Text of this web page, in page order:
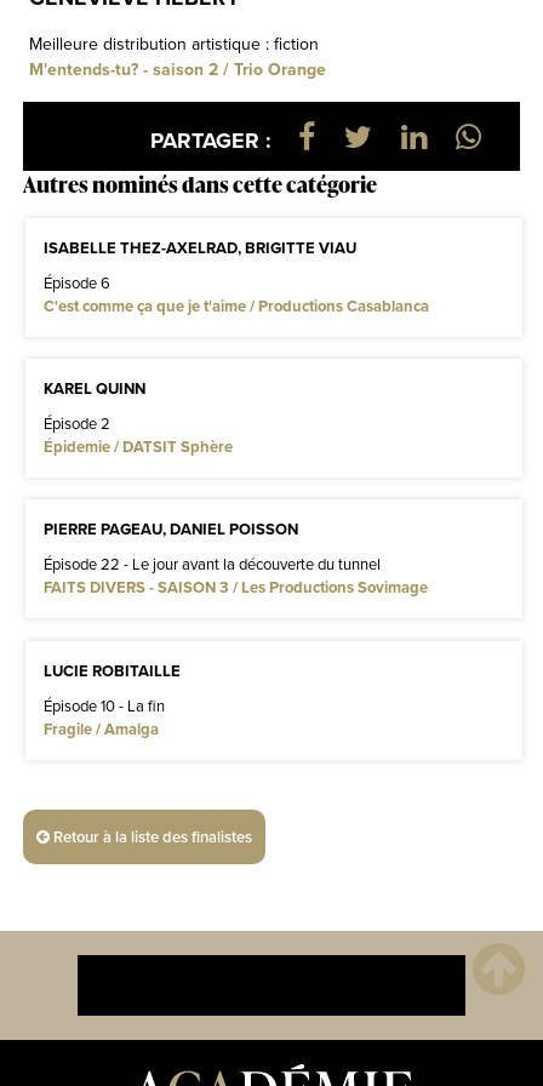
Meilleure distribution artistique : fiction
M'entends-tu? - saison 2 / Trio Orange
PARTAGER :
Autres nominés dans cette catégorie
ISABELLE THEZ-AXELRAD, BRIGITTE VIAU
Épisode 6
C'est comme ça que je t'aime / Productions Casablanca
KAREL QUINN
Épisode 2
Épidemie / DATSIT Sphère
PIERRE PAGEAU, DANIEL POISSON
Épisode 22 - Le jour avant la découverte du tunnel
FAITS DIVERS - SAISON 3 / Les Productions Sovimage
LUCIE ROBITAILLE
Épisode 10 - La fin
Fragile / Amalga
Retour à la liste des finalistes